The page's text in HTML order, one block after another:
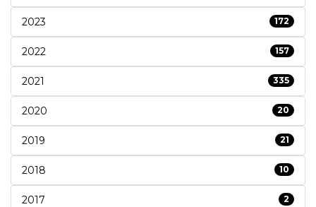
2023 172
2022 157
2021 335
2020 20
2019 21
2018 10
2017 2